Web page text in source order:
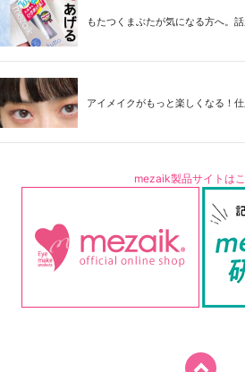
もたつくまぶたが気になる方へ。
アイメイクがもっと楽しくなる！
mezaik製品サイトは